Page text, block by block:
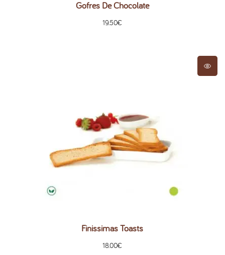
Gofres De Chocolate
19.50€
Finissimas Toasts
18.00€